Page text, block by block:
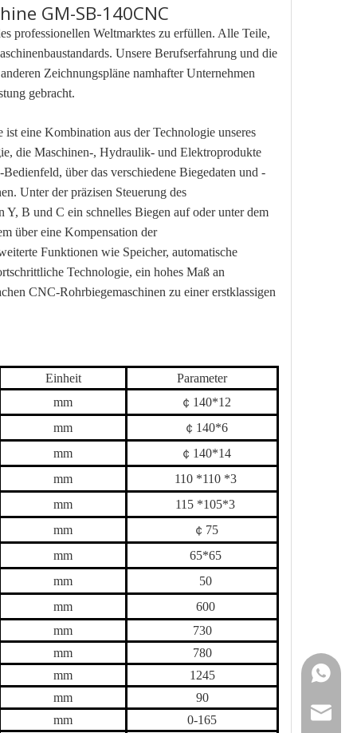
GM-SB-140CNC
professionellen Weltmarktes zu erfüllen. Alle Teile,
Unsere Berufserfahrung und die
Zeichnungspläne namhafter Unternehmen
gebracht.
eine Kombination aus der Technologie unseres
die Maschinen-, Hydraulik- und Elektroprodukte
über das verschiedene Biegedaten und -
Unter der präzisen Steuerung des
B und C ein schnelles Biegen auf oder unter dem
über eine Kompensation der
Funktionen wie Speicher, automatische
Technologie, ein hohes Maß an
CNC-Rohrbiegemaschinen zu einer erstklassigen
Einheit
Parameter
mm ￠ 140*12
mm ￠ 140*6
mm ￠ 140*14
mm 110 *110 *3
mm 11 5 *105*3
mm ￠ 75
mm 65*65
mm 50
mm 600
mm
730
mm 780
mm
1245
mm 90
mm 0-165
+86